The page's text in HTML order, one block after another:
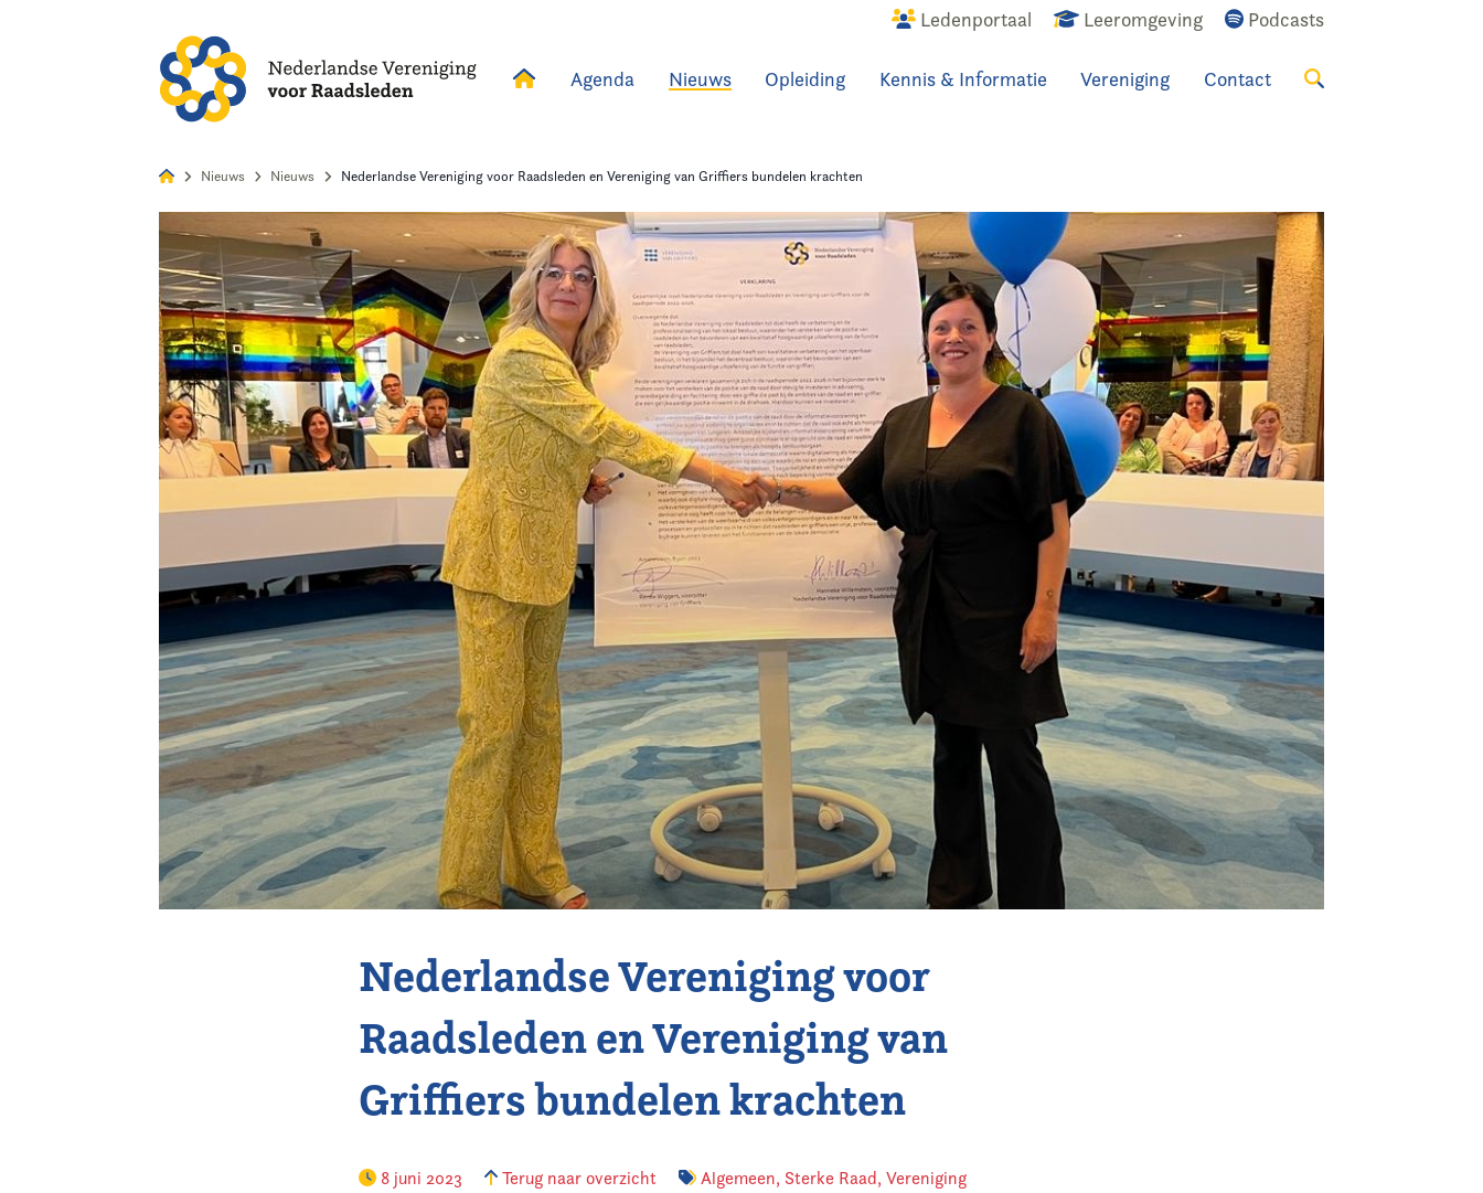
Ledenportaal Leeromgeving Podcasts
Agenda Nieuws Opleiding Kennis & Informatie Vereniging Contact
Kennis & Informatie
Nieuws Nieuws Nederlandse Vereniging voor Raadsleden en Vereniging van Griffiers bundelen krachten
Nederlandse Vereniging voor
Raadsleden en Vereniging van
Griffiers bundelen krachten
8 juni 2023 Terug naar overzicht Algemeen, Sterke Raad,Vereniging